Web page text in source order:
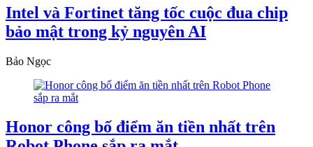
Intel và Fortinet tăng tốc cuộc đua chip
bảo mật trong kỷ nguyên AI
Bảo Ngọc
Honor công bố điểm ăn tiền nhất trên